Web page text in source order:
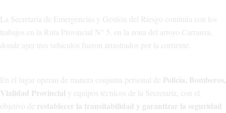
La Secretaría de Emergencias y Gestión del Riesgo continúa con los
trabajos en la Ruta Provincial N° 5, en la zona del arroyo Carranza,
donde ayer tres vehículos fueron arrastrados por la corriente.
En el lugar operan de manera conjunta personal de Policía, Bomberos,
Vialidad Provincial y equipos técnicos de la Secretaría, con el
objetivo de restablecer la transitabilidad y garantizar la seguridad